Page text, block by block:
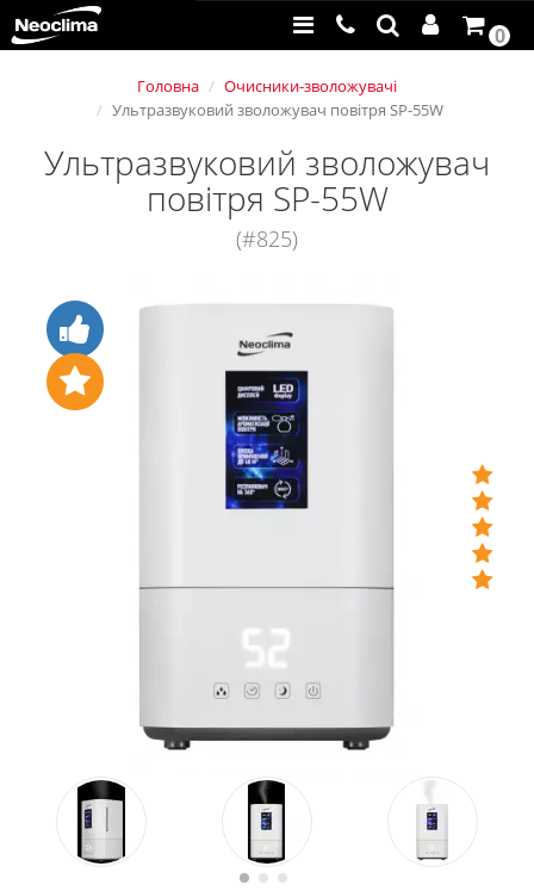
0
Головна
Очисники-зволожувачі
Ультразвуковий зволожувач повітря SP-55W
Ультразвуковий зволожувач
повітря SP-55W
(#825)